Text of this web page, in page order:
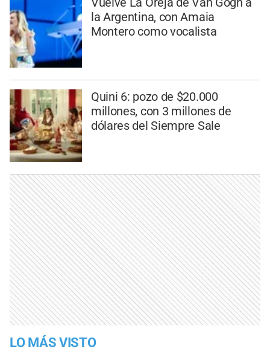
la Argentina, con Amaia
Montero como vocalista
Quini 6: pozo de $20.000
millones, con 3 millones de
dólares del Siempre Sale
LO MÁS VISTO